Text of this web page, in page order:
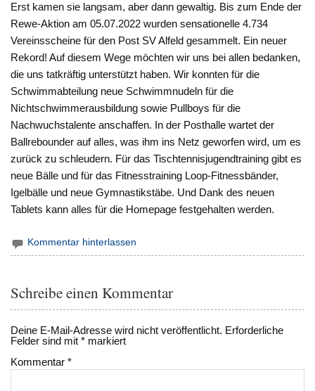
Erst kamen sie langsam, aber dann gewaltig. Bis zum Ende der
Rewe-Aktion am 05.07.2022 wurden sensationelle 4.734
Vereinsscheine für den Post SV Alfeld gesammelt. Ein neuer
Rekord! Auf diesem Wege möchten wir uns bei allen bedanken,
die uns tatkräftig unterstützt haben. Wir konnten für die
Schwimmabteilung neue Schwimmnudeln für die
Nichtschwimmerausbildung sowie Pullboys für die
Nachwuchstalente anschaffen. In der Posthalle wartet der
Ballrebounder auf alles, was ihm ins Netz geworfen wird, um es
zurück zu schleudern. Für das Tischtennisjugendtraining gibt es
neue Bälle und für das Fitnesstraining Loop-Fitnessbänder,
Igelbälle und neue Gymnastikstäbe. Und Dank des neuen
Tablets kann alles für die Homepage festgehalten werden.
Kommentar hinterlassen
Schreibe einen Kommentar
Deine E-Mail-Adresse wird nicht veröffentlicht. Erforderliche
Felder sind mit* markiert
Kommentar*